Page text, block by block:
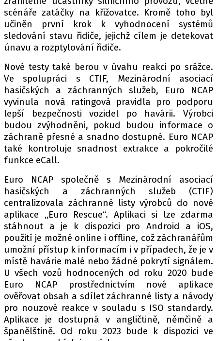
scénáře zatáčky na křižovatce. Kromě toho byl
učiněn první krok k vyhodnocení systémů
sledování stavu řidiče, jejichž cílem je detekovat
únavu a rozptylování řidiče.
Nové testy také berou v úvahu reakci po srážce.
Ve spolupráci s CTIF, Mezinárodní asociací
hasičských a záchranných služeb, Euro NCAP
vyvinula nová ratingová pravidla pro podporu
lepší bezpečnosti vozidel po havárii. Výrobci
budou zvýhodněni, pokud budou informace o
záchraně přesné a snadno dostupné. Euro NCAP
také kontroluje snadnost extrakce a pokročilé
funkce eCall.
Euro NCAP společně s Mezinárodní asociací
hasičských a záchranných služeb (CTIF)
centralizovala záchranné listy výrobců do nové
aplikace „Euro Rescue“. Aplikaci si lze zdarma
stáhnout a je k dispozici pro Android a iOS,
použití je možné online i offline, což záchranářům
umožní přístup k informacím i v případech, že je v
místě havárie malé nebo žádné pokrytí signálem.
U všech vozů hodnocených od roku 2020 bude
Euro NCAP prostřednictvím nové aplikace
ověřovat obsah a sdílet záchranné listy a návody
pro nouzové reakce v souladu s ISO standardy.
Aplikace je dostupná v angličtině, němčině a
španělštině. Od roku 2023 bude k dispozici ve